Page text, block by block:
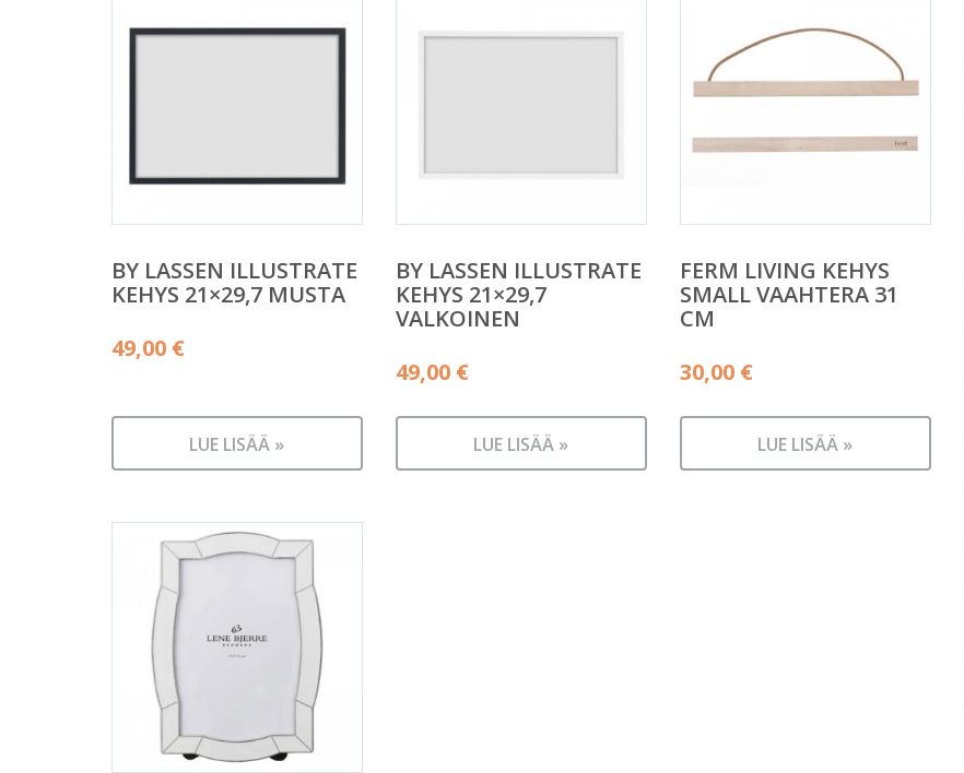
BY LASSEN ILLUSTRATE
KEHYS 21×29,7 MUSTA
49,00 €
LUE LISÄÄ »
BY LASSEN ILLUSTRATE
KEHYS 21×29,7
VALKOINEN
49,00 €
LUE LISÄÄ »
FERM LIVING KEHYS
SMALL VAAHTERA 31
CM
30,00 €
LUE LISÄÄ »